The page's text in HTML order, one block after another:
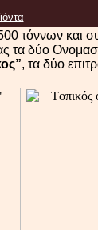
τόννων και
τα δύο
, τα δύο